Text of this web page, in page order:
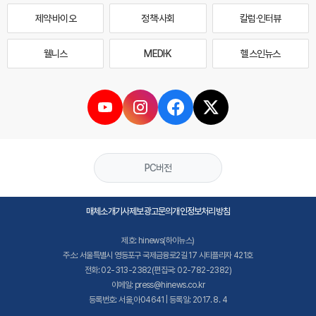
제약·바이오 정책·사회 칼럼·인터뷰
웰니스 MEDI·K 헬스인뉴스
PC버전
매체소개기사제보광고문의개인정보처리방침
제호: hinews(하이뉴스)
주소: 서울특별시 영등포구 국제금융로2길 17 시티플라자 421호
전화: 02-313-2382(편집국: 02-782-2382)
이메일: press@hinews.co.kr
등록번호: 서울,아04641 | 등록일: 2017. 8. 4